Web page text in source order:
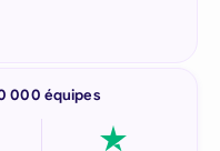
000 équipes